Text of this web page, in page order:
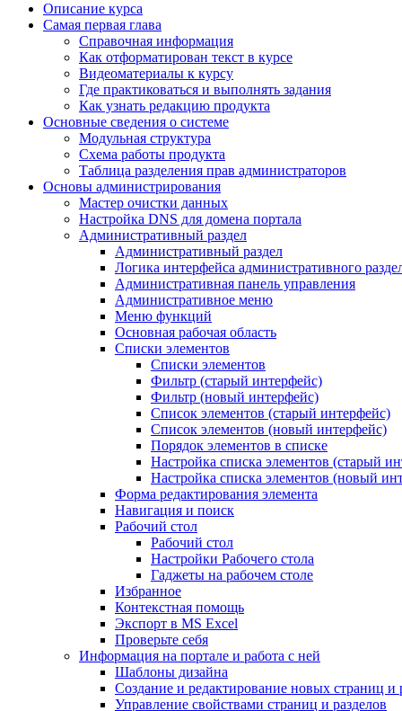
Описание курса
Самая первая глава
Справочная информация
Как отформатирован текст в курсе
Видеоматериалы к курсу
Где практиковаться и выполнять задания
Как узнать редакцию продукта
Основные сведения о системе
Модульная структура
Схема работы продукта
Таблица разделения прав администраторов
Основы администрирования
Мастер очистки данных
Настройка DNS для домена портала
Административный раздел
Административный раздел
Логика интерфейса административного
Административная панель управления
Административное меню
Меню функций
Основная рабочая область
Списки элементов
Списки элементов
Фильтр (старый интерфейс)
Фильтр (новый интерфейс)
Список элементов (старый интерфейс)
Список элементов (новый интерфейс)
Порядок элементов в списке
Настройка списка элементов (старый
Настройка списка элементов (новый
Форма редактирования элемента
Навигация и поиск
Рабочий стол
Рабочий стол
Настройки Рабочего стола
Гаджеты на рабочем столе
Избранное
Контекстная помощь
Экспорт в MS Excel
Проверьте себя
Информация на портале и работа с ней
Шаблоны дизайна
Создание и редактирование новых страниц и
Управление свойствами страниц и разделов